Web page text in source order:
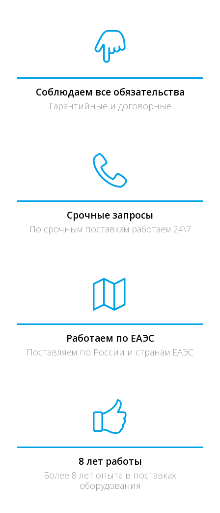
Соблюдаем все обязательства
Гарантийные и договорные
Срочные запросы
По срочным поставкам работаем 24\7
Работаем по ЕАЭС
Поставляем по России и странам ЕАЭС
8 лет работы
Более 8 лет опыта в поставках
оборудования